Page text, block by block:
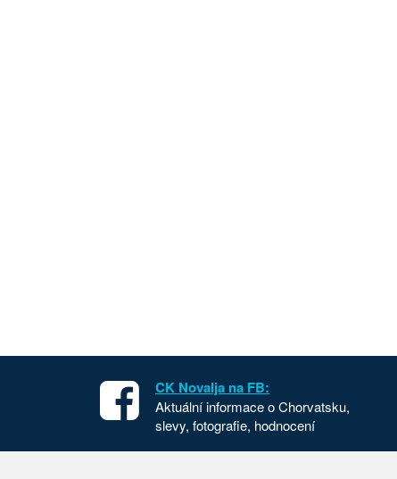
CK Novalja na FB:
Aktuální informace o Chorvatsku,
slevy, fotografie, hodnocení